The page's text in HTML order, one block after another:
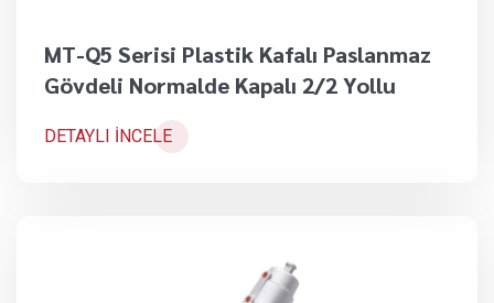
MT-Q5 Serisi Plastik Kafalı Paslanmaz
Gövdeli Normalde Kapalı 2/2 Yollu
DETAYLI İNCELE